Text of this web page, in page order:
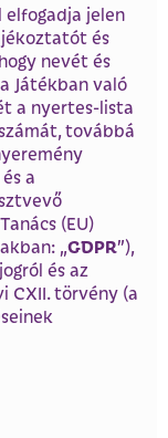
elfogadja jelen
és
nevét és
Játékban való
a nyertes-lista
továbbá
a
(EU)
„GDPR”),
és az
CXII. törvény (a